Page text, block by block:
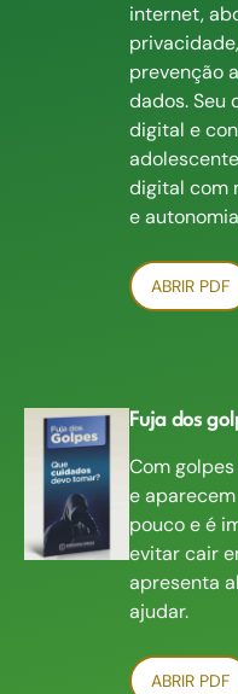
internet,
prevenção
dados. Seu
digital e
digital com
e
ABRIR PDF
Fuja dos
Com
e
pouco e é
evitar cair
apresenta
ajudar.
ABRIR PDF